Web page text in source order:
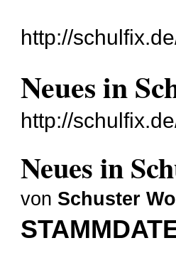
http://
Neues in
http://
Neues in
von Schuster